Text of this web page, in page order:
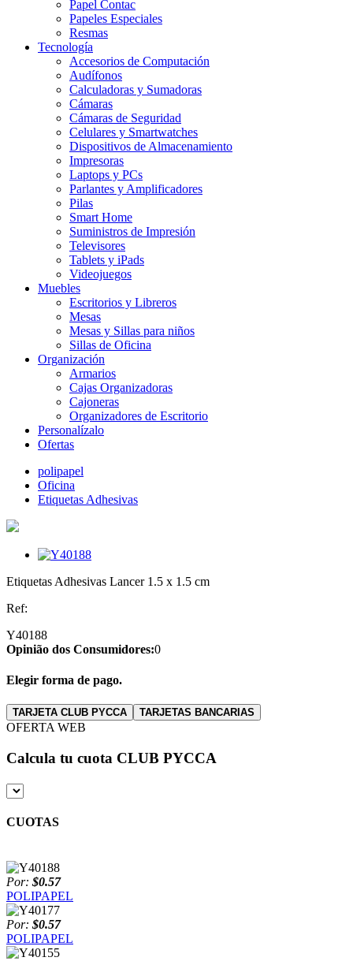
Papel Contac
Papeles Especiales
Resmas
Tecnología
Accesorios de Computación
Audífonos
Calculadoras y Sumadoras
Cámaras
Cámaras de Seguridad
Celulares y Smartwatches
Dispositivos de Almacenamiento
Impresoras
Laptops y PCs
Parlantes y Amplificadores
Pilas
Smart Home
Suministros de Impresión
Televisores
Tablets y iPads
Videojuegos
Muebles
Escritorios y Libreros
Mesas
Mesas y Sillas para niños
Sillas de Oficina
Organización
Armarios
Cajas Organizadoras
Cajoneras
Organizadores de Escritorio
Personalízalo
Ofertas
polipapel
Oficina
Etiquetas Adhesivas
Etiquetas Adhesivas Lancer 1.5 x 1.5 cm
Ref:
Y40188
Opinião dos Consumidores:0
Elegir forma de pago.
TARJETA CLUB PYCCA TARJETAS BANCARIAS
OFERTA WEB
Calcula tu cuota CLUB PYCCA
CUOTAS
Por: $0.57
POLIPAPEL
Por: $0.57
POLIPAPEL